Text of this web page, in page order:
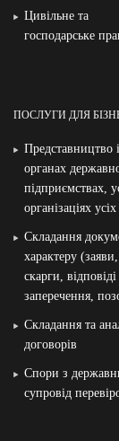
Цивільне та
господарське
ПОСЛУГИ ДЛЯ
Представництво
органах
підприємствах,
організаціях
Складання
характеру
скарги,
заперечення,
Складання та
договорів
Спори з
супровід